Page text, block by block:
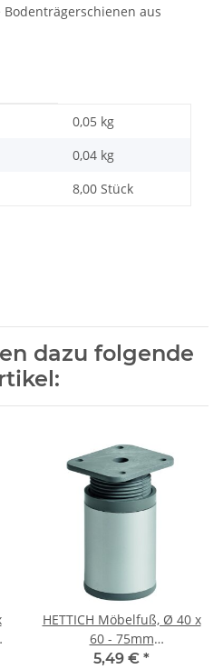
aus
0,05 kg
0,04 kg
8,00 Stück
dazu folgende
HETTICH Möbelfuß, Ø 40 x
60 - 75mm
höhenverstellbar, Stahl,
5,49 € *